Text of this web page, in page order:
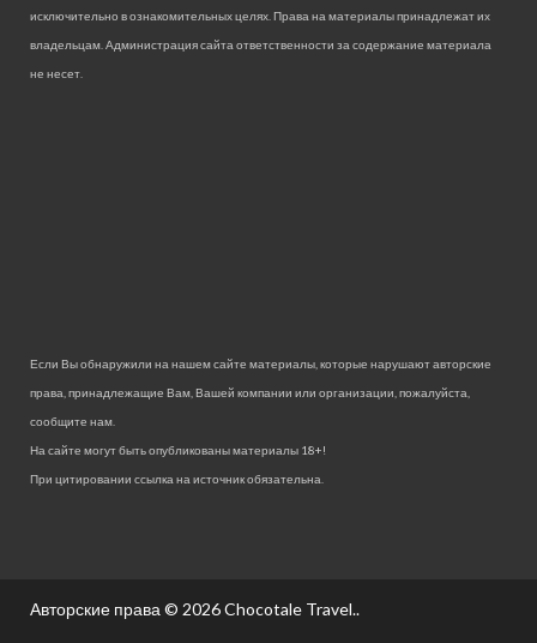
исключительно в ознакомительных целях. Права на материалы принадлежат их
владельцам. Администрация сайта ответственности за содержание материала
не несет.
Если Вы обнаружили на нашем сайте материалы, которые нарушают авторские
права, принадлежащие Вам, Вашей компании или организации, пожалуйста,
сообщите нам.
На сайте могут быть опубликованы материалы 18+!
При цитировании ссылка на источник обязательна.
Авторские права © 2026Chocotale Travel..